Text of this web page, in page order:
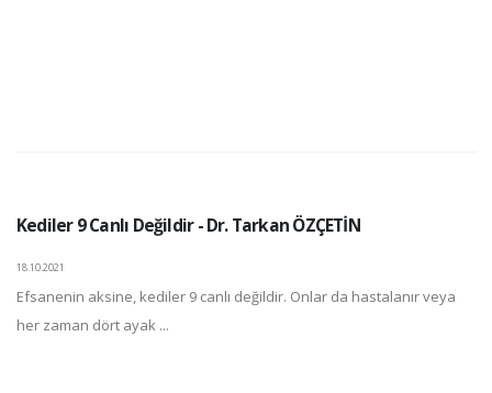
Kediler 9 Canlı Değildir - Dr. Tarkan ÖZÇETİN
18.10.2021
Efsanenin aksine, kediler 9 canlı değildir. Onlar da hastalanır veya
her zaman dört ayak ...